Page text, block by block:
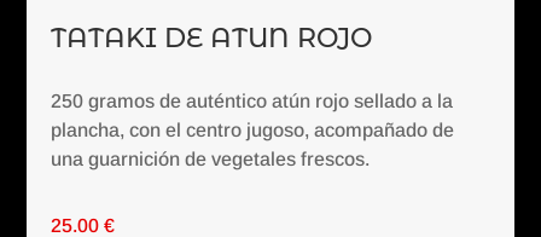
TATAKI DE ATUN ROJO
250 gramos de auténtico atún rojo sellado a la
plancha, con el centro jugoso, acompañado de
una guarnición de vegetales frescos.
25.00€